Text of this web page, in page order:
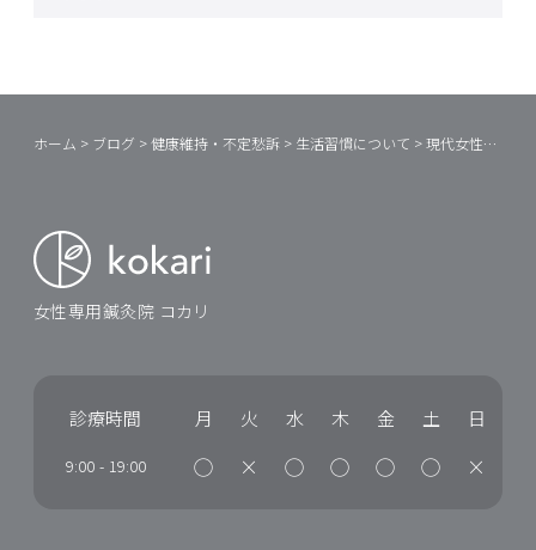
ホーム > ブログ >健康維持・不定愁訴 > 生活習慣について >現代女性は欲張りすぎ！？
女性専用鍼灸院 コカリ
診療時間 月 火 水 木 金 土 日
9:00 - 19:00 ◯ × ◯ ◯ ◯ ◯ ×